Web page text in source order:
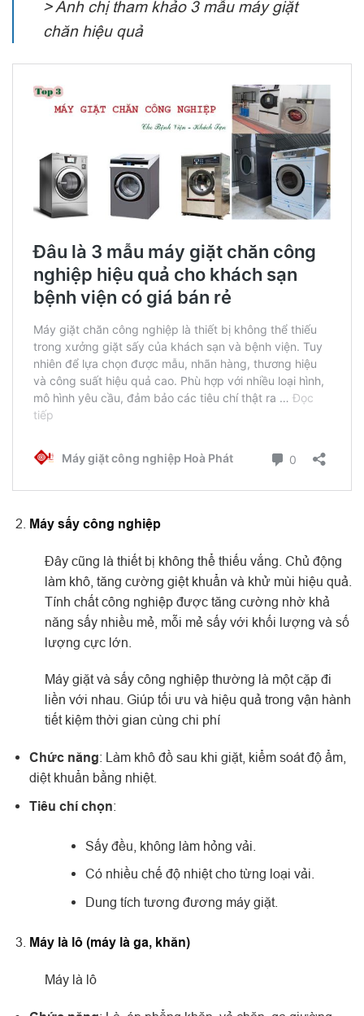
> Anh chị tham khảo 3 mẫu máy giặt
chăn hiệu quả
Máy sấy công nghiệp
Đây cũng là thiết bị không thể thiếu vắng. Chủ động
làm khô, tăng cường giệt khuẩn và khử mùi hiệu quả.
Tính chất công nghiệp được tăng cường nhờ khả
năng sấy nhiều mẻ, mỗi mẻ sấy với khối lượng và số
lượng cực lớn.
Máy giặt và sấy công nghiệp thường là một cặp đi
liền với nhau. Giúp tối ưu và hiệu quả trong vận hành
tiết kiệm thời gian cùng chi phí
Chức năng: Làm khô đồ sau khi giặt, kiểm soát độ ẩm,
diệt khuẩn bằng nhiệt.
Tiêu chí chọn:
Sấy đều, không làm hỏng vải.
Có nhiều chế độ nhiệt cho từng loại vải.
Dung tích tương đương máy giặt.
Máy là lô (máy là ga, khăn)
Máy là lô